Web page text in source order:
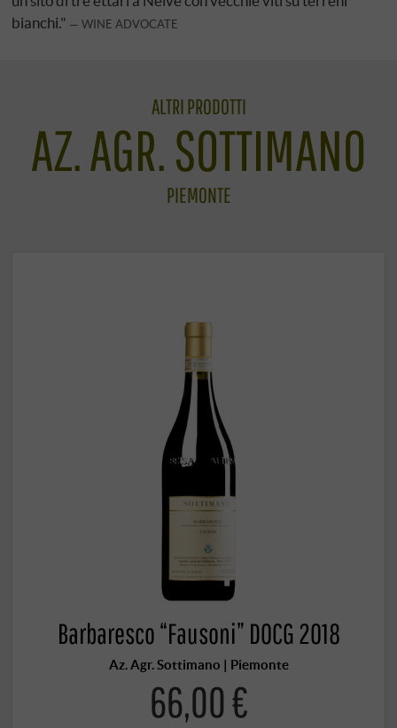
bianchi."
WINE ADVOCATE
ALTRI PRODOTTI
AZ. AGR. SOTTIMANO
PIEMONTE
Barbaresco “Fausoni” DOCG 2018
Az. Agr. Sottimano | Piemonte
66,00 €